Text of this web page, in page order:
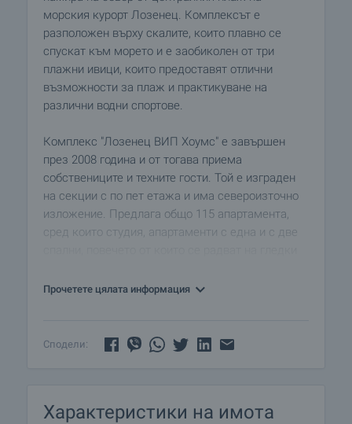
морския курорт Лозенец. Комплексът е
разположен върху скалите, които плавно се
спускат към морето и е заобиколен от три
плажни ивици, които предоставят отлични
възможности за плаж и практикуване на
различни водни спортове.
Комплекс "Лозенец ВИП Хоумс" е завършен
през 2008 година и от тогава приема
собствениците и техните гости. Той е изграден
на секции с по пет етажа и има североизточно
изложение. Предлага общо 115 апартамента,
сред които студия, апартаменти с една и с две
складово помещение. Всяка секция в
които са избрани специално поради тихото им
подземни гаражи. Предвидено е достатъчно
Прочетете цялата информация
Сподели:
Характеристики на имота